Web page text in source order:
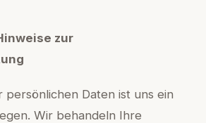
zur
persönlichen Daten ist uns ein
Wir behandeln Ihre